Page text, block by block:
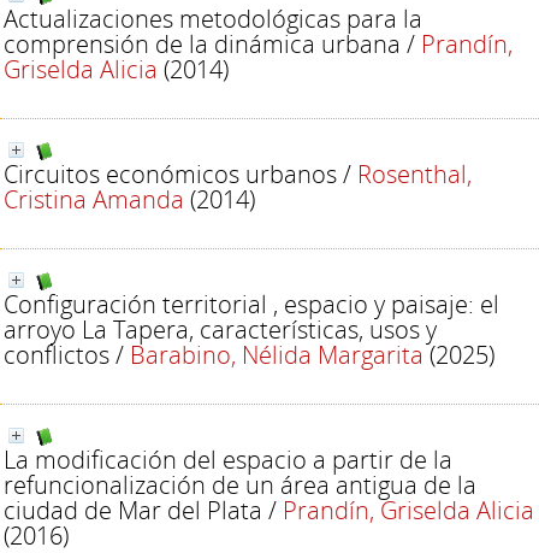
Actualizaciones metodológicas para la
comprensión de la dinámica urbana / Prandín,
Griselda Alicia (2014)
Circuitos económicos urbanos/ Rosenthal,
Cristina Amanda (2014)
Configuración territorial , espacio y paisaje: el
arroyo La Tapera, características, usos y
conflictos/ Barabino, Nélida Margarita(2025)
La modificación del espacio a partir de la
refuncionalización de un área antigua de la
ciudad de Mar del Plata / Prandín, Griselda Alicia
(2016)